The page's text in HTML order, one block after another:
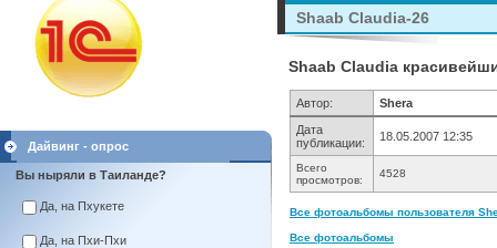
Дайвинг - опрос
Вы ныряли в Таиланде?
Да, на Пхукете
Да, на Пхи-Пхи
Shaab Claudia-26
Shaab Claudia
Автор:
Shera
Дата
публикации:
18.05.2007 12:35
Всего
просмотров:
4528
Все фотоальбомы пользователя
Все фотоальбомы